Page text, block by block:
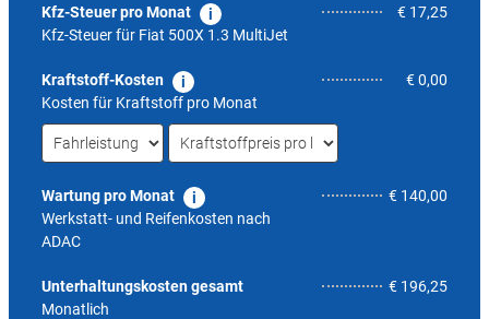
Kfz-Steuer pro Monat
Kfz-Steuer für Fiat 500X 1.3 MultiJet
€ 17,25
Kraftstoff-Kosten
Kosten für Kraftstoff pro Monat
€ 0,00
Wartung pro Monat
Werkstatt- und Reifenkosten nach
ADAC
€ 140,00
Unterhaltungskosten gesamt
Monatlich
€ 196,25nicht